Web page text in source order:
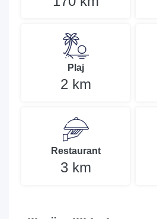
Plaj
2 km
Restaurant
3 km